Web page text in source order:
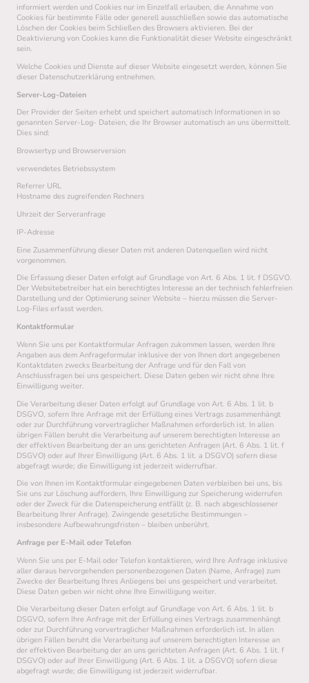
informiert werden und Cookies nur im Einzelfall erlauben, die Annahme von
Cookies für bestimmte Fälle oder generell ausschließen sowie das automatische
Löschen der Cookies beim Schließen des Browsers aktivieren. Bei der
Deaktivierung von Cookies kann die Funktionalität dieser Website eingeschränkt
sein.
Welche Cookies und Dienste auf dieser Website eingesetzt werden, können Sie
dieser Datenschutzerklärung entnehmen.
Server-Log-Dateien
Der Provider der Seiten erhebt und speichert automatisch Informationen in so
genannten Server-Log- Dateien, die Ihr Browser automatisch an uns übermittelt.
Dies sind:
Browsertyp und Browserversion
verwendetes Betriebssystem
Referrer URL
Hostname des zugreifenden Rechners
Uhrzeit der Serveranfrage
IP-Adresse
Eine Zusammenführung dieser Daten mit anderen Datenquellen wird nicht
vorgenommen.
Die Erfassung dieser Daten erfolgt auf Grundlage von Art. 6 Abs. 1 lit. f DSGVO.
Der Websitebetreiber hat ein berechtigtes Interesse an der technisch fehlerfreien
Darstellung und der Optimierung seiner Website – hierzu müssen die Server-
Log-Files erfasst werden.
Kontaktformular
Wenn Sie uns per Kontaktformular Anfragen zukommen lassen, werden Ihre
Angaben aus dem Anfrageformular inklusive der von Ihnen dort angegebenen
Kontaktdaten zwecks Bearbeitung der Anfrage und für den Fall von
Anschlussfragen bei uns gespeichert. Diese Daten geben wir nicht ohne Ihre
Einwilligung weiter.
Die Verarbeitung dieser Daten erfolgt auf Grundlage von Art. 6 Abs. 1 lit. b
DSGVO, sofern Ihre Anfrage mit der Erfüllung eines Vertrags zusammenhängt
oder zur Durchführung vorvertraglicher Maßnahmen erforderlich ist. In allen
übrigen Fällen beruht die Verarbeitung auf unserem berechtigten Interesse an
der effektiven Bearbeitung der an uns gerichteten Anfragen (Art. 6 Abs. 1 lit. f
DSGVO) oder auf Ihrer Einwilligung (Art. 6 Abs. 1 lit. a DSGVO) sofern diese
abgefragt wurde; die Einwilligung ist jederzeit widerrufbar.
Die von Ihnen im Kontaktformular eingegebenen Daten verbleiben bei uns, bis
Sie uns zur Löschung auffordern, Ihre Einwilligung zur Speicherung widerrufen
oder der Zweck für die Datenspeicherung entfällt (z. B. nach abgeschlossener
Bearbeitung Ihrer Anfrage). Zwingende gesetzliche Bestimmungen –
insbesondere Aufbewahrungsfristen – bleiben unberührt.
Anfrage per E-Mail oder Telefon
Wenn Sie uns per E-Mail oder Telefon kontaktieren, wird Ihre Anfrage inklusive
aller daraus hervorgehenden personenbezogenen Daten (Name, Anfrage) zum
Zwecke der Bearbeitung Ihres Anliegens bei uns gespeichert und verarbeitet.
Diese Daten geben wir nicht ohne Ihre Einwilligung weiter.
Die Verarbeitung dieser Daten erfolgt auf Grundlage von Art. 6 Abs. 1 lit. b
DSGVO, sofern Ihre Anfrage mit der Erfüllung eines Vertrags zusammenhängt
oder zur Durchführung vorvertraglicher Maßnahmen erforderlich ist. In allen
übrigen Fällen beruht die Verarbeitung auf unserem berechtigten Interesse an
der effektiven Bearbeitung der an uns gerichteten Anfragen (Art. 6 Abs. 1 lit. f
DSGVO) oder auf Ihrer Einwilligung (Art. 6 Abs. 1 lit. a DSGVO) sofern diese
abgefragt wurde; die Einwilligung ist jederzeit widerrufbar.